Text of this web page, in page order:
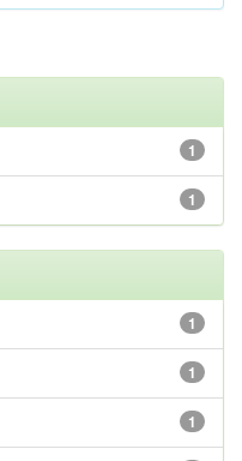
1
1
1
1
1